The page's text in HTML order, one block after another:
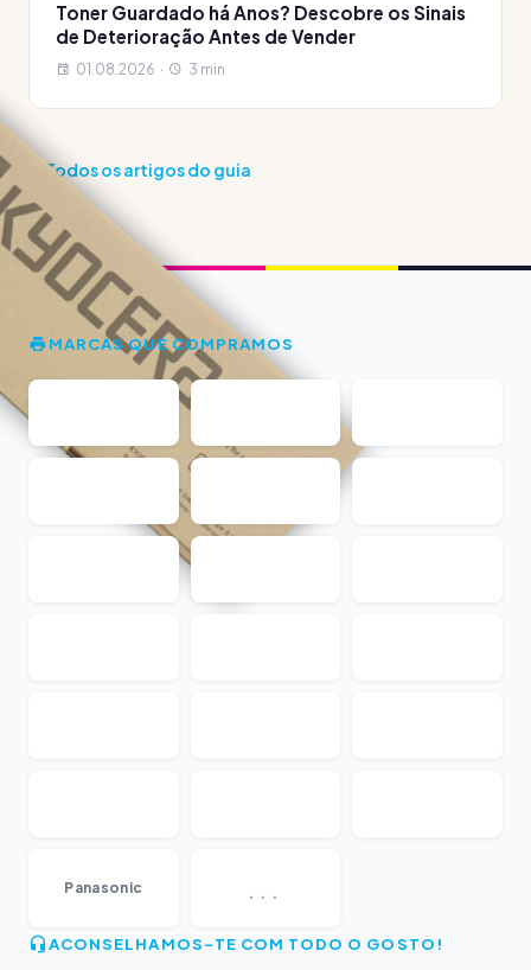
Toner Guardado há Anos? Descobre os Sinais
de Deterioração Antes de Vender
01.08.2026 · 3 min
Todos os artigos do guia
MARCAS QUE COMPRAMOS
Panasonic ...
ACONSELHAMOS-TE COM TODO O GOSTO!